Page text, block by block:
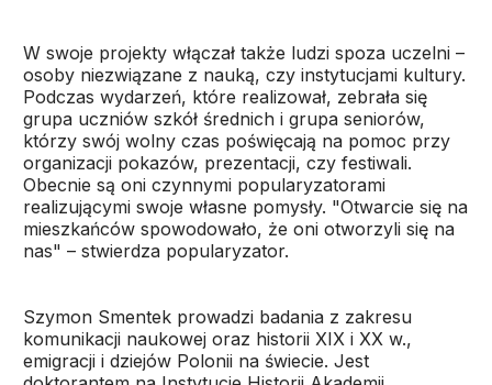
W swoje projekty włączał także ludzi spoza uczelni –
osoby niezwiązane z nauką, czy instytucjami kultury.
Podczas wydarzeń, które realizował, zebrała się
grupa uczniów szkół średnich i grupa seniorów,
którzy swój wolny czas poświęcają na pomoc przy
organizacji pokazów, prezentacji, czy festiwali.
Obecnie są oni czynnymi popularyzatorami
realizującymi swoje własne pomysły. "Otwarcie się na
mieszkańców spowodowało, że oni otworzyli się na
nas" – stwierdza popularyzator.
Szymon Smentek prowadzi badania z zakresu
komunikacji naukowej oraz historii XIX i XX w.,
emigracji i dziejów Polonii na świecie. Jest